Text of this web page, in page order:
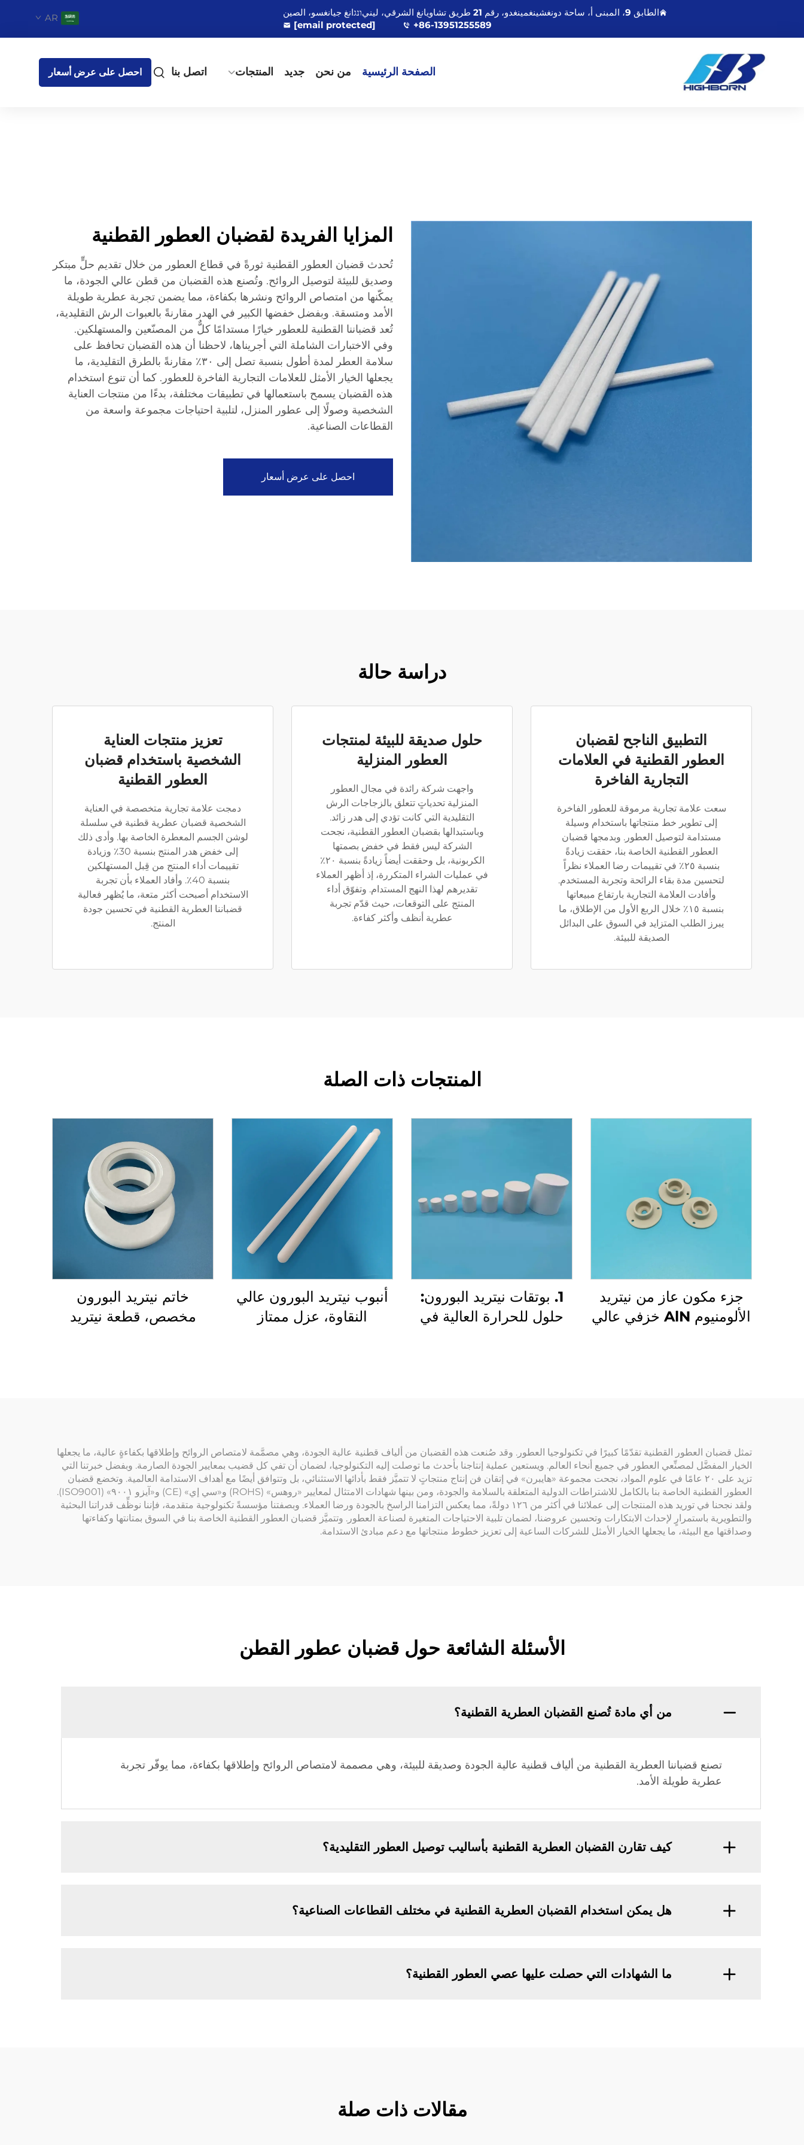
الطابق 9، المبنى أ، ساحة دونغشينغمينغدو، رقم 21 طريق تشاويانغ الشرقي، لينيונגانغ جيانغسو، الصين
+86-13951255589
[email protected]
AR
الصفحة الرئيسية من نحن جديد المنتجات اتصل بنا احصل على عرض أسعار
المزايا الفريدة لقضبان العطور القطنية
تُحدث قضبان العطور القطنية ثورةً في قطاع العطور من خلال تقديم حلٍّ مبتكر
وصديق للبيئة لتوصيل الروائح. وتُصنع هذه القضبان من قطن عالي الجودة، ما
يمكّنها من امتصاص الروائح ونشرها بكفاءة، مما يضمن تجربة عطرية طويلة
الأمد ومتسقة. وبفضل خفضها الكبير في الهدر مقارنةً بالعبوات الرش التقليدية،
تُعد قضباننا القطنية للعطور خيارًا مستدامًا كلٌّ من المصنّعين والمستهلكين.
وفي الاختبارات الشاملة التي أجريناها، لاحظنا أن هذه القضبان تحافظ على
سلامة العطر لمدة أطول بنسبة تصل إلى ٣٠٪ مقارنةً بالطرق التقليدية، ما
يجعلها الخيار الأمثل للعلامات التجارية الفاخرة للعطور. كما أن تنوع استخدام
هذه القضبان يسمح باستعمالها في تطبيقات مختلفة، بدءًا من منتجات العناية
الشخصية وصولًا إلى عطور المنزل، لتلبية احتياجات مجموعة واسعة من
القطاعات الصناعية.
احصل على عرض أسعار
دراسة حالة
التطبيق الناجح لقضبان
العطور القطنية في العلامات
التجارية الفاخرة
سعت علامة تجارية مرموقة للعطور الفاخرة
إلى تطوير خط منتجاتها باستخدام وسيلة
مستدامة لتوصيل العطور. وبدمجها قضبان
العطور القطنية الخاصة بنا، حققت زيادةً
بنسبة ٢٥٪ في تقييمات رضا العملاء نظراً
لتحسين مدة بقاء الرائحة وتجربة المستخدم.
وأفادت العلامة التجارية بارتفاع مبيعاتها
بنسبة ١٥٪ خلال الربع الأول من الإطلاق، ما
يبرز الطلب المتزايد في السوق على البدائل
الصديقة للبيئة.
حلول صديقة للبيئة لمنتجات
العطور المنزلية
واجهت شركة رائدة في مجال العطور
المنزلية تحدياتٍ تتعلق بالزجاجات الرش
التقليدية التي كانت تؤدي إلى هدر زائد.
وباستبدالها بقضبان العطور القطنية، نجحت
الشركة ليس فقط في خفض بصمتها
الكربونية، بل وحققت أيضاً زيادةً بنسبة ٢٠٪
في عمليات الشراء المتكررة، إذ أظهر العملاء
تقديرهم لهذا النهج المستدام. وتفوّق أداء
المنتج على التوقعات، حيث قدّم تجربة
عطرية أنظف وأكثر كفاءة.
تعزيز منتجات العناية
الشخصية باستخدام قضبان
العطور القطنية
دمجت علامة تجارية متخصصة في العناية
الشخصية قضبان عطرية قطنية في سلسلة
لوشن الجسم المعطرة الخاصة بها. وأدى ذلك
إلى خفض هدر المنتج بنسبة 30٪ وزيادة
تقييمات أداء المنتج من قِبل المستهلكين
بنسبة 40٪. وأفاد العملاء بأن تجربة
الاستخدام أصبحت أكثر متعة، ما يُظهر فعالية
قضباننا العطرية القطنية في تحسين جودة
المنتج.
المنتجات ذات الصلة
جزء مكون عاز من نيتريد
الألومنيوم AlN خزفي عالي
1. بوتقات نيتريد البورون:
حلول للحرارة العالية في
أنبوب نيتريد البورون عالي
النقاوة، عزل ممتاز
خاتم نيتريد البورون
مخصص، قطعة نيتريد
تمثل قضبان العطور القطنية تقدّمًا كبيرًا في تكنولوجيا العطور. وقد صُنعت هذه القضبان من ألياف قطنية عالية الجودة، وهي مصمَّمة لامتصاص الروائح وإطلاقها بكفاءةٍ عالية، ما يجعلها
الخيار المفضَّل لمصنِّعي العطور في جميع أنحاء العالم. ويستعين عملية إنتاجنا بأحدث ما توصلت إليه التكنولوجيا، لضمان أن تفي كل قضيب بمعايير الجودة الصارمة. وبفضل خبرتنا التي
تزيد على ٢٠ عامًا في علوم المواد، نجحت مجموعة «هايبرن» في إتقان فن إنتاج منتجاتٍ لا تتميَّز فقط بأدائها الاستثنائي، بل وتتوافق أيضًا مع أهداف الاستدامة العالمية. وتخضع قضبان
العطور القطنية الخاصة بنا بالكامل للاشتراطات الدولية المتعلقة بالسلامة والجودة، ومن بينها شهادات الامتثال لمعايير «روهس» (ROHS) و«سي إي» (CE) و«آيزو ٩٠٠١» (ISO9001).
ولقد نجحنا في توريد هذه المنتجات إلى عملائنا في أكثر من ١٢٦ دولةً، مما يعكس التزامنا الراسخ بالجودة ورضا العملاء. وبصفتنا مؤسسةً تكنولوجية متقدمة، فإننا نوظِّف قدراتنا البحثية
والتطويرية باستمرارٍ لإحداث الابتكارات وتحسين عروضنا، لضمان تلبية الاحتياجات المتغيرة لصناعة العطور. وتتميَّز قضبان العطور القطنية الخاصة بنا في السوق بمتانتها وكفاءتها
وصداقتها مع البيئة، ما يجعلها الخيار الأمثل للشركات الساعية إلى تعزيز خطوط منتجاتها مع دعم مبادئ الاستدامة.
الأسئلة الشائعة حول قضبان عطور القطن
من أي مادة تُصنع القضبان العطرية القطنية؟
تصنع قضباننا العطرية القطنية من ألياف قطنية عالية الجودة وصديقة للبيئة، وهي مصممة لامتصاص الروائح وإطلاقها بكفاءة، مما يوفّر تجربة
عطرية طويلة الأمد.
كيف تقارن القضبان العطرية القطنية بأساليب توصيل العطور التقليدية؟
هل يمكن استخدام القضبان العطرية القطنية في مختلف القطاعات الصناعية؟
ما الشهادات التي حصلت عليها عصي العطور القطنية؟
مقالات ذات صلة